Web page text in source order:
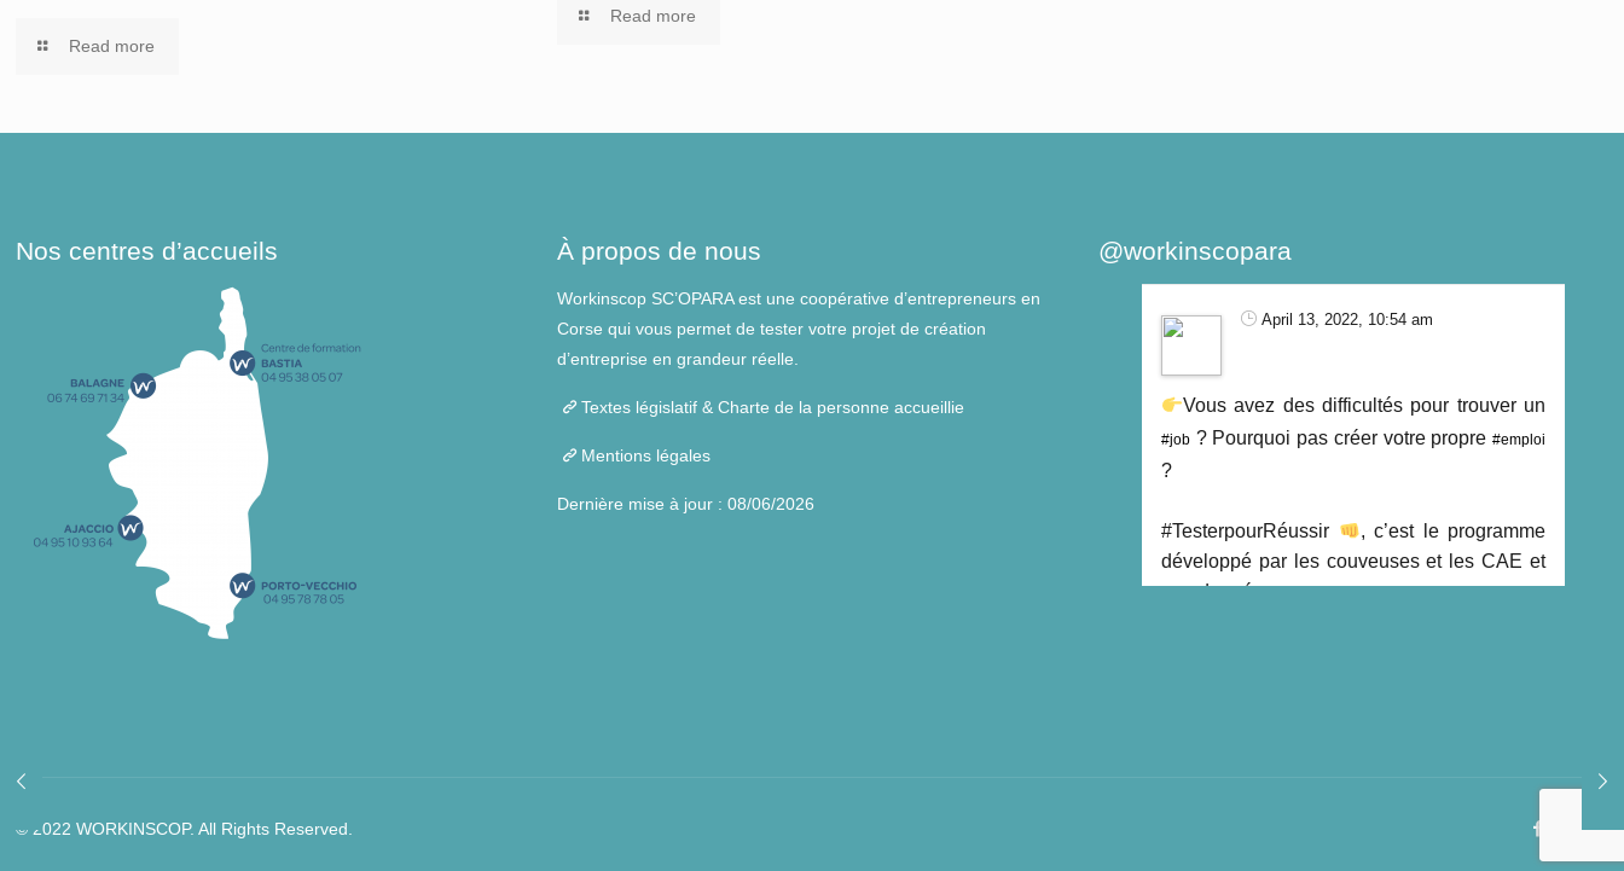
Read more
Read more
Nos centres d’accueils À propos de nous
Workinscop SC’OPARA est une coopérative d’entrepreneurs en
Corse qui vous permet de tester votre projet de création
d’entreprise en grandeur réelle.
Textes législatif & Charte de la personne accueillie
Mentions légales
Dernière mise à jour : 08/06/2026
@workinscopara
April 13, 2022, 10:54 am
Vous avez des difficultés pour trouver un
#job? Pourquoi pas créer votre propre #emploi
?
#TesterpourRéussir
, c’est le programme
développé par les couveuses et les CAE et
coordonné...See more
Vous avez un projet de création d'entreprise
© 2022 WORKINSCOP. All Rights Reserved.